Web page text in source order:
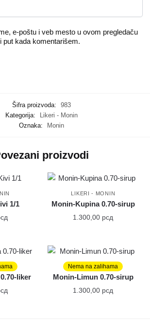
e-poštu i veb mesto u ovom pregledaču
put kada komentarišem.
Šifra proizvoda:
983
Kategorija:
Likeri - Monin
Oznaka:
Monin
proizvodi
1/1
LIKERI - MONIN
Monin-Kupina 0.70-sirup
1.300,00 рсд
liker
Nema na zalihama
LIKERI - MONIN
Monin-Limun 0.70-sirup
1.300,00 рсд